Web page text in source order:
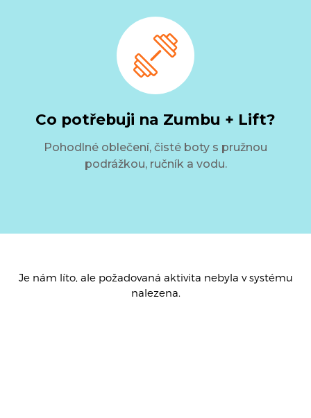
Co potřebuji na Zumbu + Lift?
Pohodlné oblečení, čisté boty s pružnou
podrážkou, ručník a vodu.